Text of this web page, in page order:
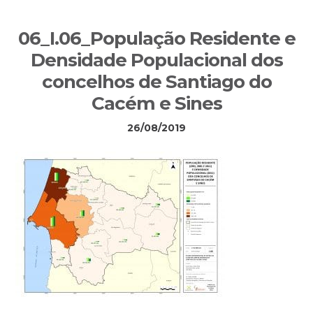
06_I.06_População Residente e
Densidade Populacional dos
concelhos de Santiago do
Cacém e Sines
26/08/2019
Sidebar
primária